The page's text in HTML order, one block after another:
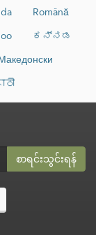
Română
ಕನ್ನಡ
စာရင်းသွင်းရန်